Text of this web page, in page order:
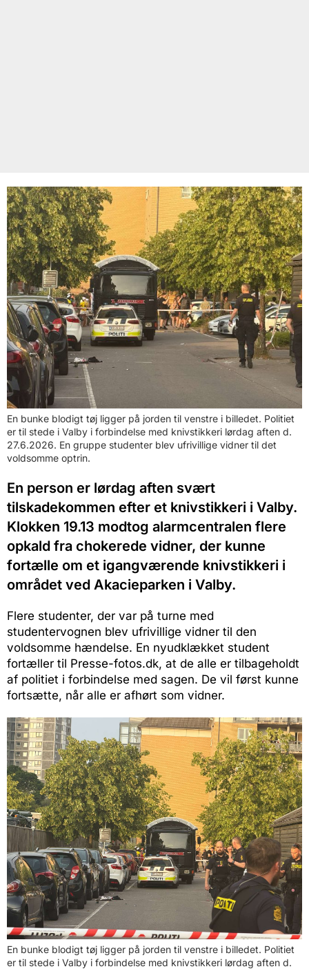
En bunke blodigt tøj ligger på jorden til venstre i billedet. Politiet
er til stede i Valby i forbindelse med knivstikkeri lørdag aften d.
27.6.2026. En gruppe studenter blev ufrivillige vidner til det
voldsomme optrin.
En person er lørdag aften svært
tilskadekommen efter et knivstikkeri i Valby.
Klokken 19.13 modtog alarmcentralen flere
opkald fra chokerede vidner, der kunne
fortælle om et igangværende knivstikkeri i
området ved Akacieparken i Valby.
Flere studenter, der var på turne med
studentervognen blev ufrivillige vidner til den
voldsomme hændelse. En nyudklækket student
fortæller til Presse-fotos.dk, at de alle er tilbageholdt
af politiet i forbindelse med sagen. De vil først kunne
fortsætte, når alle er afhørt som vidner.
En bunke blodigt tøj ligger på jorden til venstre i billedet. Politiet
er til stede i Valby i forbindelse med knivstikkeri lørdag aften d.